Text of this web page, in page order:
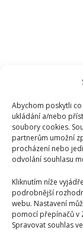
Abychom poskytli
ukládání a/nebo
soubory cookies.
partnerům umožní
procházení nebo
odvolání souhlasu
Kliknutím níže
podrobnější
webu. Nastavení
pomocí přepínačů v
Spravovat souhlas